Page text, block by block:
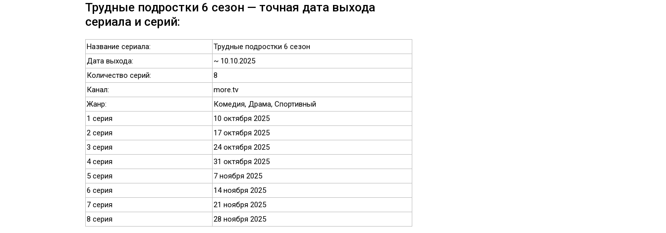
Трудные подростки 6 сезон — точная дата выхода
сериала и серий:
Название сериала:
Трудные подростки 6 сезон
Дата выхода:
~ 10.10.2025
Количество серий:
8
Канал:
more.tv
Жанр:
Комедия, Драма, Спортивный
1 серия
10 октября 2025
2 серия
17 октября 2025
3 серия
24 октября 2025
4 серия
31 октября 2025
5 серия
7 ноября 2025
6 серия
14 ноября 2025
7 серия
21 ноября 2025
8 серия
28 ноября 2025